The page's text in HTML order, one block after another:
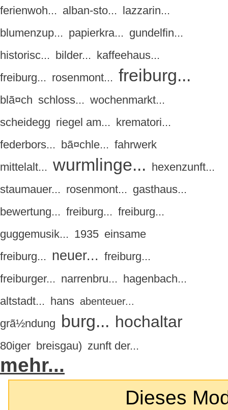
ferienwoh... alban-sto... lazzarin...
blumenzup... papierkra... gundelfin...
historisc... bilder... kaffeehaus...
freiburg... rosenmont... freiburg...
blã¤ch schloss... wochenmarkt...
scheidegg riegel am... krematori...
federbors... bã¤chle... fahrwerk
mittelalt... wurmlinge... hexenzunft...
staumauer... rosenmont... gasthaus...
bewertung... freiburg... freiburg...
guggemusik... 1935 einsame
freiburg... neuer... freiburg...
freiburger... narrenbru... hagenbach...
altstadt... hans abenteuer...
grã½ndung burg... hochaltar
80iger breisgau) zunft der...
mehr...
Dieses